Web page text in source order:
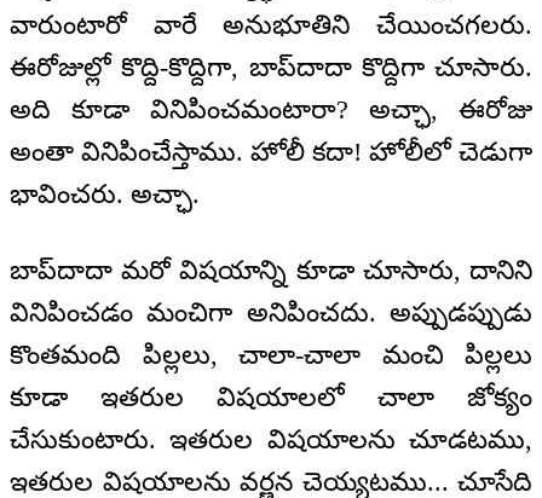
వారుంటారో వారే అనుభూతిని చేయించగలరు.
ఈరోజుల్లో కొద్ది-కొద్దిగా, బాప్‌దాదా కొద్దిగా చూసారు.
అది కూడా వినిపించమంటారా? అచ్ఛా, ఈరోజు
అంతా వినిపించేస్తాము. హోలీ కదా! హోలీలో చెడుగా
భావించరు. అచ్ఛా.
బాప్‌దాదా మరో విషయాన్ని కూడా చూసారు, దానిని
వినిపించడం మంచిగా అనిపించదు. అప్పుడప్పుడు
కొంతమంది పిల్లలు, చాలా-చాలా మంచి పిల్లలు
కూడా ఇతరుల విషయాలలో చాలా జోక్యం
చేసుకుంటారు. ఇతరుల విషయాలను చూడటము,
ఇతరుల విషయాలను వర్ణన చెయ్యటము... చూసేది